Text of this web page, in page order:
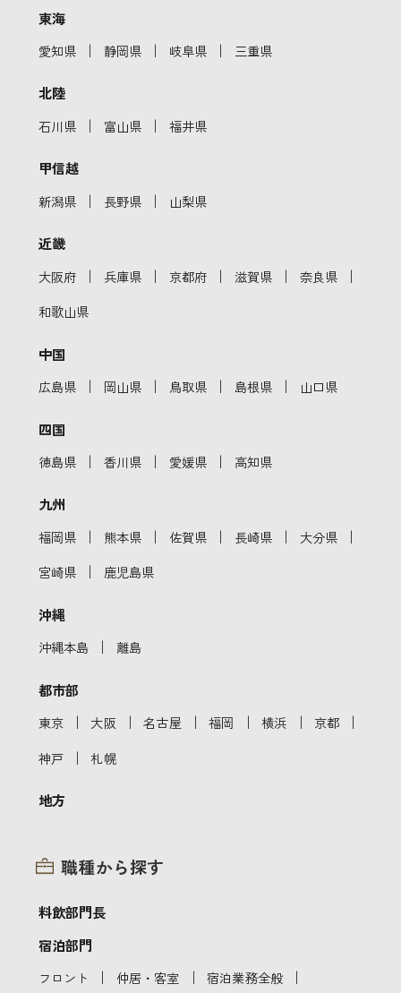
東海
愛知県 ｜ 静岡県 ｜ 岐阜県 ｜ 三重県
北陸
石川県 ｜ 富山県 ｜ 福井県
甲信越
新潟県 ｜ 長野県 ｜ 山梨県
近畿
大阪府 ｜ 兵庫県 ｜ 京都府 ｜ 滋賀県 ｜ 奈良県 ｜
和歌山県
中国
広島県 ｜ 岡山県 ｜ 鳥取県 ｜ 島根県 ｜ 山口県
四国
徳島県 ｜ 香川県 ｜ 愛媛県 ｜ 高知県
九州
福岡県 ｜ 熊本県 ｜ 佐賀県 ｜ 長崎県 ｜ 大分県 ｜
宮崎県 ｜ 鹿児島県
沖縄
沖縄本島 ｜ 離島
都市部
東京 ｜ 大阪 ｜ 名古屋 ｜ 福岡 ｜ 横浜 ｜ 京都 ｜
神戸 ｜ 札幌
地方
職種から探す
料飲部門長
宿泊部門
フロント ｜ 仲居・客室 ｜ 宿泊業務全般 ｜